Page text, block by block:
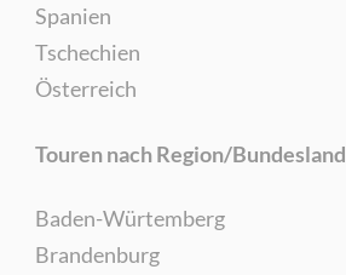
Spanien
Tschechien
Österreich
Touren nach Region/Bundesland
Baden-Würtemberg
Brandenburg